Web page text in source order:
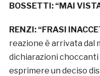
BOSSETTI: “MAI
RENZI: “FRASI
reazione è arrivata dal
dichiarazioni
esprimere un deciso